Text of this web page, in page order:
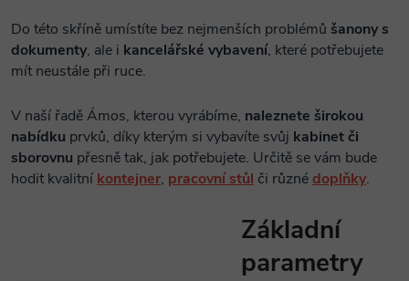
Do této skříně umístíte bez nejmenších problémů šanony s
dokumenty, ale i kancelářské vybavení, které potřebujete
mít neustále při ruce.
V naší řadě Ámos, kterou vyrábíme, naleznete širokou
nabídku prvků, díky kterým si vybavíte svůj kabinet či
sborovnu přesně tak, jak potřebujete. Určitě se vám bude
hodit kvalitní kontejner, pracovní stůl či různédoplňky.
Základní
parametry